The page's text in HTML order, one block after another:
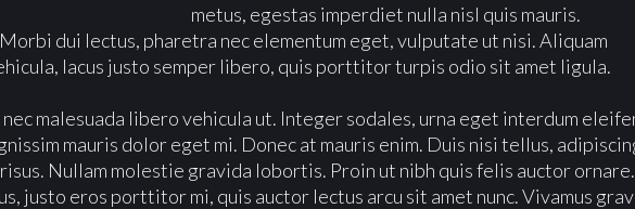
metus, egestas imperdiet nulla nisl quis mauris.
dui lectus, pharetra nec elementum eget, vulputate ut nisi. Aliquam
lacus justo semper libero, quis porttitor turpis odio sit amet ligula.
malesuada libero vehicula ut. Integer sodales, urna eget interdum
mauris dolor eget mi. Donec at mauris enim. Duis nisi tellus,
Nullam molestie gravida lobortis. Proin ut nibh quis felis auctor
justo eros porttitor mi, quis auctor lectus arcu sit amet nunc. Vivamus